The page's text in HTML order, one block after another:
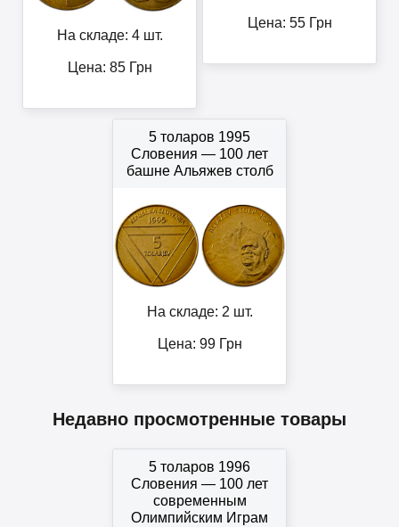
На складе: 4 шт.
Цена: 85Грн
Цена: 55Грн
5 толаров 1995
Словения — 100 лет
башне Альяжев столб
На складе: 2 шт.
Цена: 99Грн
Недавно просмотренные товары
5 толаров 1996
Словения — 100 лет
современным
Олимпийским Играм